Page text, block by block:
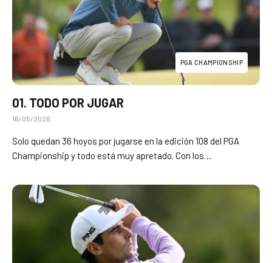
PGA CHAMPIONSHIP
01. TODO POR JUGAR
16/05/2026
Solo quedan 36 hoyos por jugarse en la edición 108 del PGA
Championship y todo está muy apretado. Con los…